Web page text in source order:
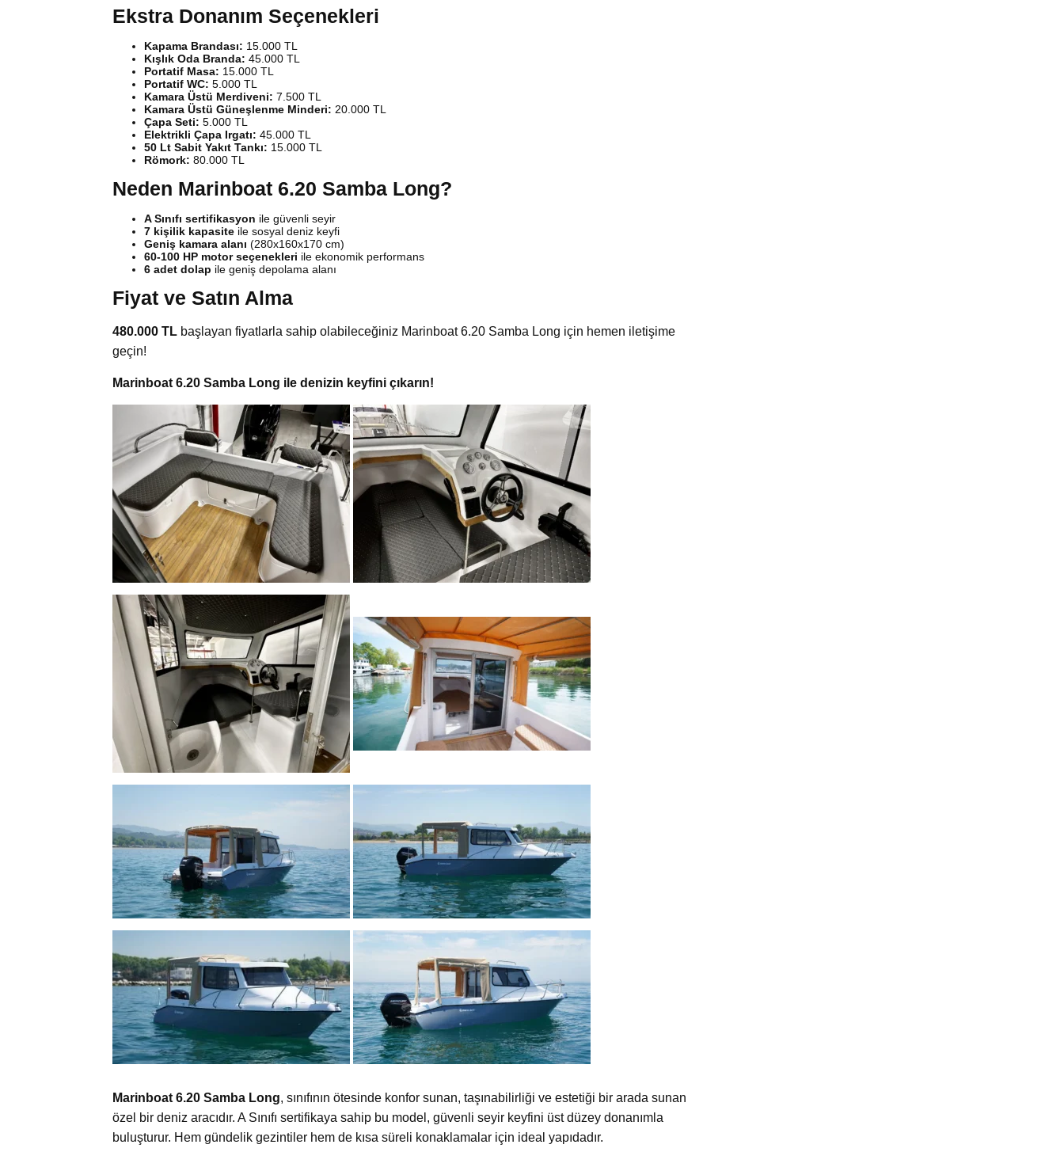
Ekstra Donanım Seçenekleri
Kapama Brandası: 15.000 TL
Kışlık Oda Branda: 45.000 TL
Portatif Masa: 15.000 TL
Portatif WC: 5.000 TL
Kamara Üstü Merdiveni: 7.500 TL
Kamara Üstü Güneşlenme Minderi: 20.000 TL
Çapa Seti: 5.000 TL
Elektrikli Çapa Irgatı: 45.000 TL
50 Lt Sabit Yakıt Tankı: 15.000 TL
Römork: 80.000 TL
Neden Marinboat 6.20 Samba Long?
A Sınıfı sertifikasyon ile güvenli seyir
7 kişilik kapasite ile sosyal deniz keyfi
Geniş kamara alanı (280x160x170 cm)
60-100 HP motor seçenekleri ile ekonomik performans
6 adet dolap ile geniş depolama alanı
Fiyat ve Satın Alma
480.000 TL başlayan fiyatlarla sahip olabileceğiniz Marinboat 6.20 Samba Long için hemen iletişime
geçin!
Marinboat 6.20 Samba Long ile denizin keyfini çıkarın!
Marinboat 6.20 Samba Long, sınıfının ötesinde konfor sunan, taşınabilirliği ve estetiği bir arada sunan
özel bir deniz aracıdır. A Sınıfı sertifikaya sahip bu model, güvenli seyir keyfini üst düzey donanımla
buluşturur. Hem gündelik gezintiler hem de kısa süreli konaklamalar için ideal yapıdadır.